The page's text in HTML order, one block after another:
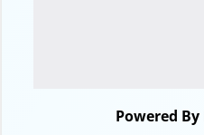
Powered By